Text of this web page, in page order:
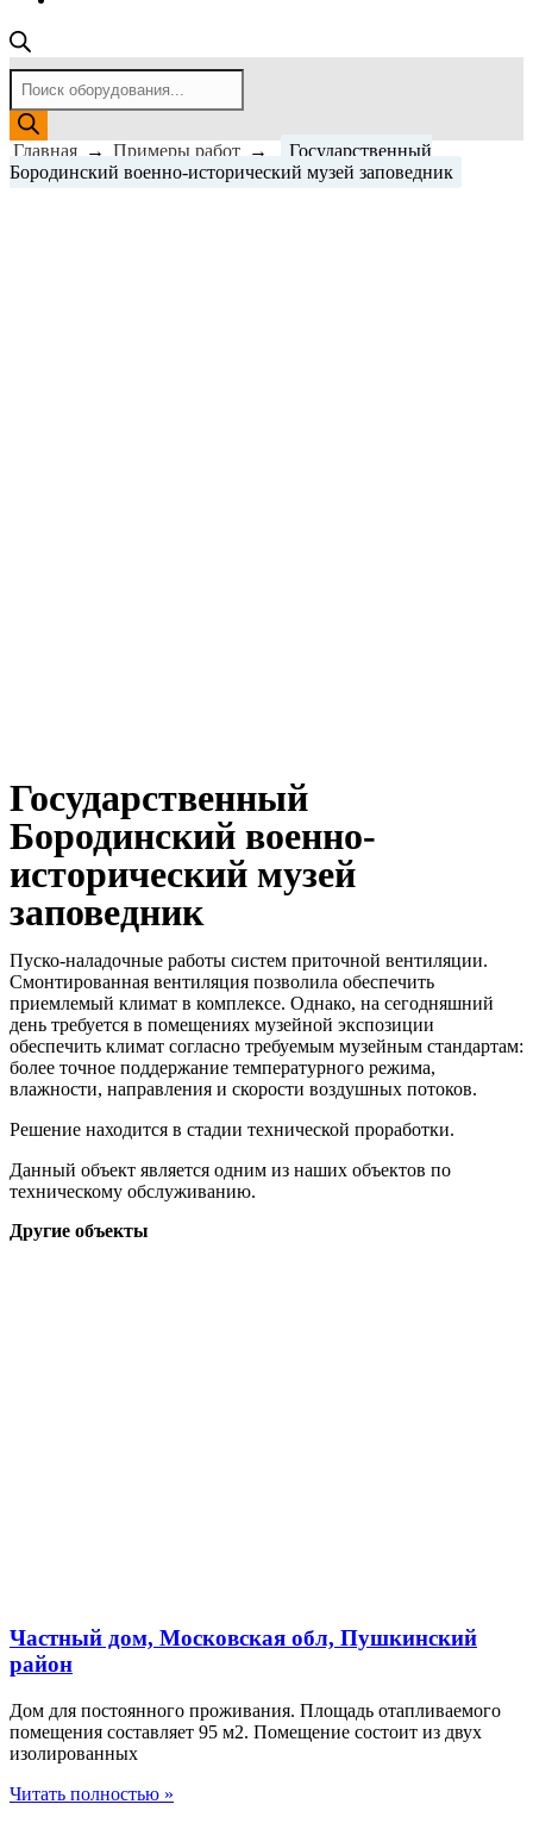
Поиск
товаров
Главная → Примеры работ →
Государственный
Бородинский военно-исторический музей заповедник
Государственный
Бородинский военно-
исторический музей
заповедник
Пуско-наладочные работы систем приточной вентиляции.
Смонтированная вентиляция позволила обеспечить
приемлемый климат в комплексе. Однако, на сегодняшний
день требуется в помещениях музейной экспозиции
обеспечить климат согласно требуемым музейным стандартам:
более точное поддержание температурного режима,
влажности, направления и скорости воздушных потоков.
Решение находится в стадии технической проработки.
Данный объект является одним из наших объектов по
техническому обслуживанию.
Другие объекты
Частный дом, Московская обл, Пушкинский
район
Дом для постоянного проживания. Площадь отапливаемого
помещения составляет 95 м2. Помещение состоит из двух
изолированных
Читать полностью »